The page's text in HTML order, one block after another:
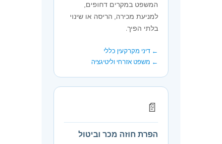
המשפט במקרים דחופים,
למניעת מכירה, הריסה או שינוי
בלתי הפיך.
← דיני מקרקעין כללי
← משפט אזרחי וליטיגציה
📄
הפרת חוזה מכר וביטול